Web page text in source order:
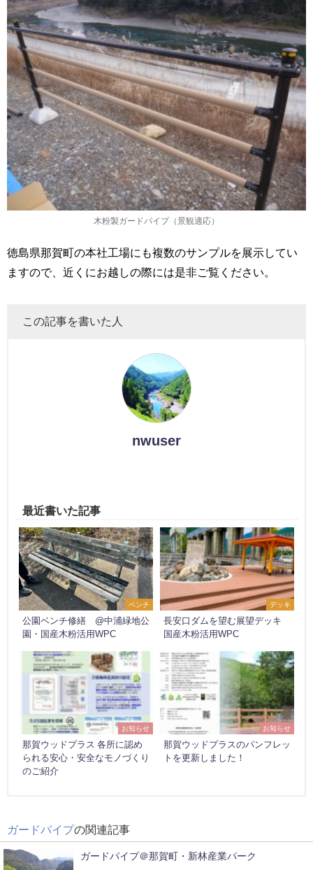
木粉製ガードパイプ（景観適応）
徳島県那賀町の本社工場にも複数のサンプルを展示してい
ますので、近くにお越しの際には是非ご覧ください。
この記事を書いた人
nwuser
最近書いた記事
ベンチ
公園ベンチ修繕 @中浦緑地公
園・国産木粉活用WPC
デッキ
長安口ダムを望む展望デッキ
国産木粉活用WPC
お知らせ
那賀ウッドプラス 各所に認め
られる安心・安全なモノづくり
のご紹介
お知らせ
那賀ウッドプラスのパンフレッ
トを更新しました！
ガードパイプの関連記事
ガードパイプ＠那賀町・新林産業パーク